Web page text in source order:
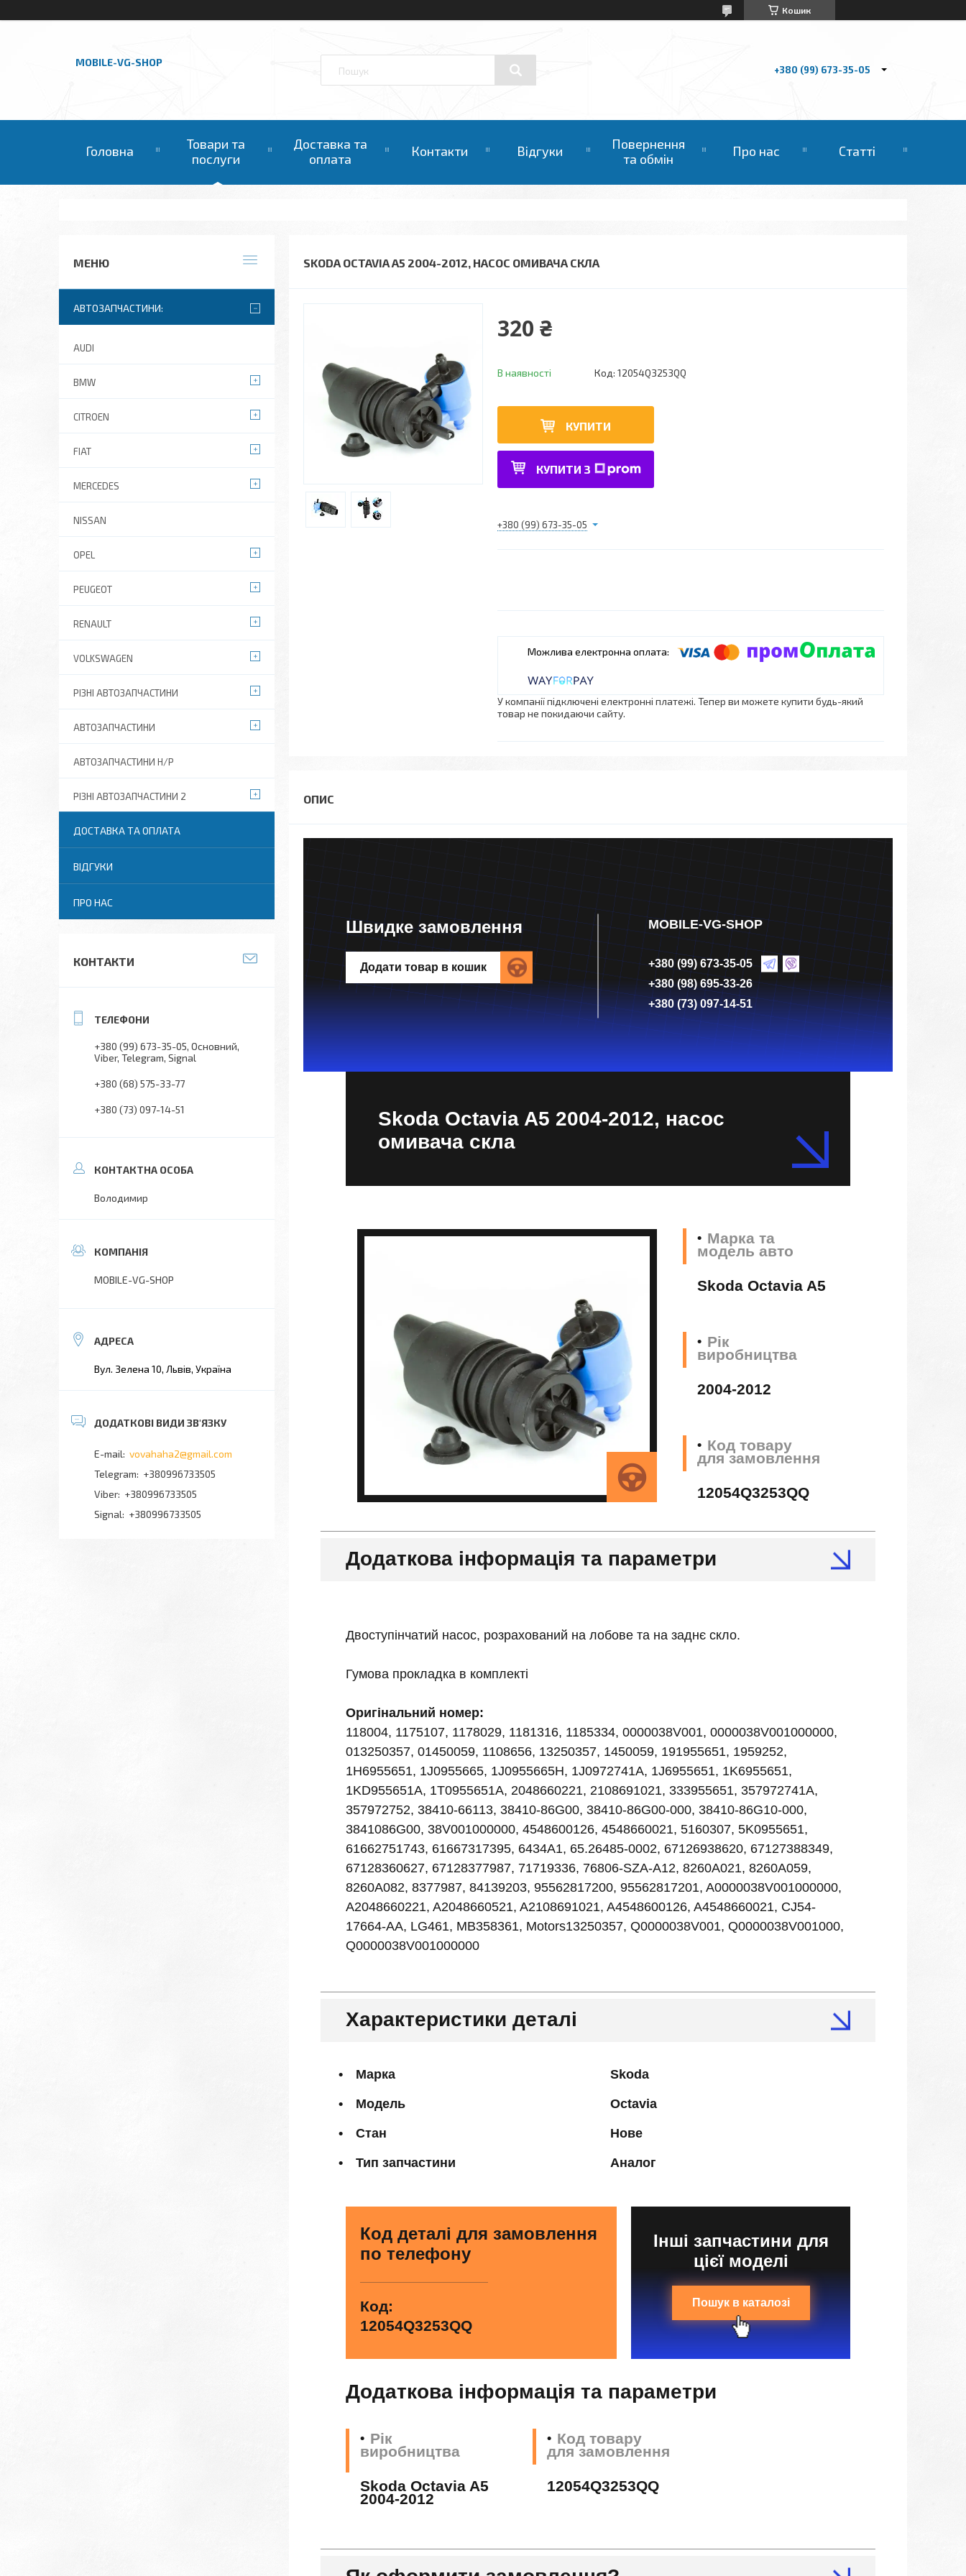
Кошик
MOBILE-VG-SHOP
+380 (99) 673-35-05
Головна
Товари та
послуги
Доставка та
оплата
Контакти Відгуки
Повернення
та обмін
Про нас Статті
SKODA OCTAVIA A5 2004-2012, НАСОС ОМИВАЧА СКЛА
320 ₴
В наявності Код: 12054Q3253QQ
КУПИТИ
КУПИТИ З
+380 (99) 673-35-05
У компанії підключені електронні платежі. Тепер ви можете купити будь-який
товар не покидаючи сайту.
Швидке замовлення
Додати товар в кошик
MOBILE-VG-SHOP
+380 (99) 673-35-05
+380 (98) 695-33-26
+380 (73) 097-14-51
Skoda Octavia A5 2004-2012, насос
омивача скла
Марка та
модель авто
Skoda Octavia A5
Рік
виробництва
2004-2012
Код товару
для замовлення
12054Q3253QQ
Додаткова інформація та параметри
Двоступінчатий насос, розрахований на лобове та на заднє скло.
Гумова прокладка в комплекті
Оригінальний номер:
118004, 1175107, 1178029, 1181316, 1185334, 0000038V001, 0000038V001000000,
013250357, 01450059, 1108656, 13250357, 1450059, 191955651, 1959252,
1H6955651, 1J0955665, 1J0955665H, 1J0972741A, 1J6955651, 1K6955651,
1KD955651A, 1T0955651A, 2048660221, 2108691021, 333955651, 357972741A,
357972752, 38410-66113, 38410-86G00, 38410-86G00-000, 38410-86G10-000,
3841086G00, 38V001000000, 4548600126, 4548660021, 5160307, 5K0955651,
61662751743, 61667317395, 6434A1, 65.26485-0002, 67126938620, 67127388349,
67128360627, 67128377987, 71719336, 76806-SZA-A12, 8260A021, 8260A059,
8260A082, 8377987, 84139203, 95562817200, 95562817201, A0000038V001000000,
A2048660221, A2048660521, A2108691021, A4548600126, A4548660021, CJ54-
17664-AA, LG461, MB358361, Motors13250357, Q0000038V001, Q0000038V001000,
Q0000038V001000000
Характеристики деталі
Марка Skoda
Модель Octavia
Стан Нове
Тип запчастини Аналог
Код деталі для замовлення
по телефону
Код:
12054Q3253QQ
Інші запчастини для
цієї моделі
Пошук в каталозі
Додаткова інформація та параметри
Рік
виробництва
Skoda Octavia A5
2004-2012
Код товару
для замовлення
12054Q3253QQ
АВТОЗАПЧАСТИНИ:
AUDI
BMW
CITROEN
FIAT
MERCEDES
NISSAN
OPEL
PEUGEOT
RENAULT
VOLKSWAGEN
РІЗНІ АВТОЗАПЧАСТИНИ
АВТОЗАПЧАСТИНИ
АВТОЗАПЧАСТИНИ Н/Р
РІЗНІ АВТОЗАПЧАСТИНИ 2
ДОСТАВКА ТА ОПЛАТА
ВІДГУКИ
ПРО НАС
КОНТАКТИ
+380 (99) 673-35-05 Основний,
Viber, Telegram, Signal
+380 (68) 575-33-77
+380 (73) 097-14-51
Володимир
MOBILE-VG-SHOP
Вул. Зелена 10, Львів, Україна
vovahaha2@gmail.com
+380996733505
+380996733505
Signal
+380996733505